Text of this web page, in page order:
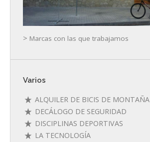
> Marcas con las que trabajamos
Varios
ALQUILER DE BICIS DE MONTAÑA
DECÁLOGO DE SEGURIDAD
DISCIPLINAS DEPORTIVAS
LA TECNOLOGÍA